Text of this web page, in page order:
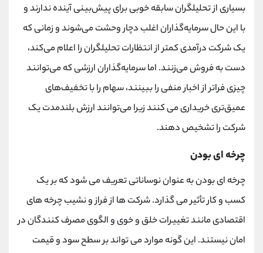
بسیاری از تحلیلگران سابقه خوبی برای پیش‌بینی آینده ندارند و
با این حال سرمایه‌گذاران اغلب دچار وحشت می‌شوند و زمانی که
یک شرکت درآمدی کمتر از انتظارات تحلیلگران را اعلام می‌کند،
دست به فروش می‌زنند. اما سرمایه‌گذاران ارزشی که می‌توانند
چیزی فراتر از اخبار منفی را ببینند، سهام را با تخفیف‌های
عمیق‌تری خریداری می کنند زیرا می‌توانند ارزش بلندمدت یک
شرکت را تشخیص دهند.
چرخه ای بودن
چرخه ای بودن به عنوان نوساناتی تعریف می شود که بر یک
کسب و کار تأثیر می گذارد. شرکت ها از فراز و نشیب چرخه های
اقتصادی مانند تغییرات خلق و خوی و الگوی مصرف کنندگان در
امان نیستند. این گونه موارد می تواند بر سطح سود و قیمت